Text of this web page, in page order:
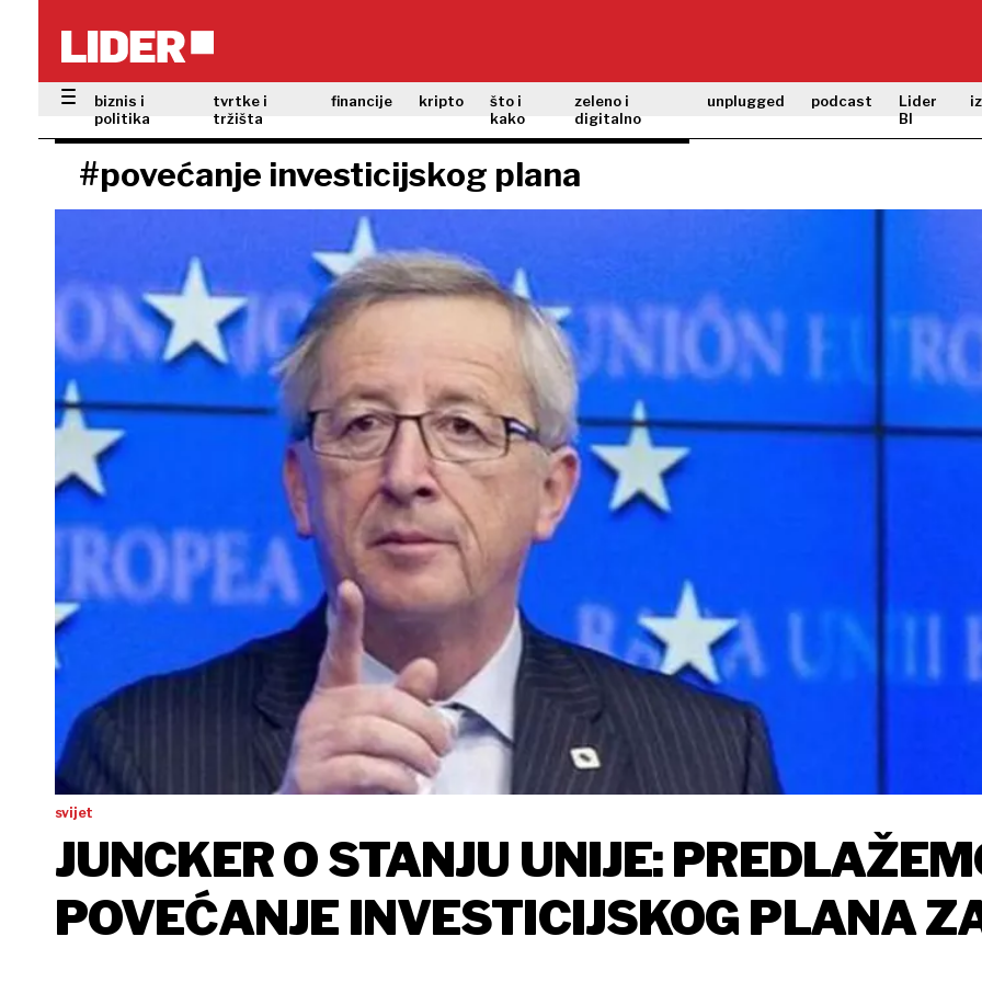
biznis i
politika
tvrtke i
tržišta
financije kripto
što i
kako
zeleno i
digitalno
unplugged podcast
Lider
BI
#povećanje investicijskog plana
svijet
JUNCKER O STANJU UNIJE:
POVEĆANJE INVESTICIJSKOG PLANA